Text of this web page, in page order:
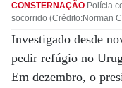
CONSTERNAÇÃO Polícia
socorrido (Crédito:Norman
Investigado desde
pedir refúgio no
Em dezembro, o